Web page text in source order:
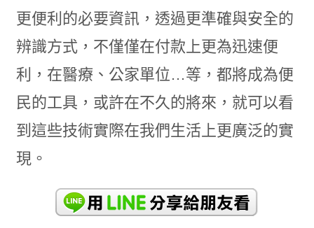
更便利的必要資訊，透過更準確與安全的
辨識方式，不僅僅在付款上更為迅速便
利，在醫療、公家單位…等，都將成為便
民的工具，或許在不久的將來，就可以看
到這些技術實際在我們生活上更廣泛的實
現。